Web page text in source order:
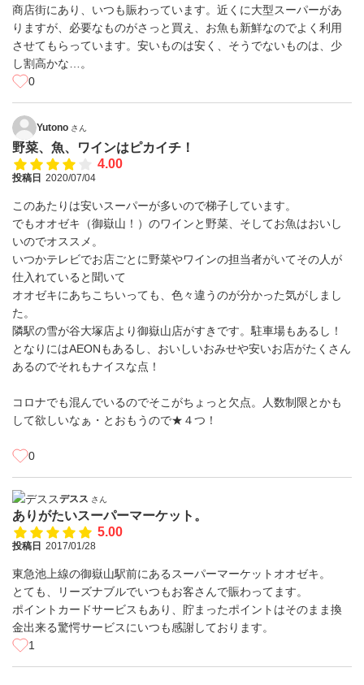
商店街にあり、いつも賑わっています。近くに大型スーパーがあ
りますが、必要なものがさっと買え、お魚も新鮮なのでよく利用
させてもらっています。安いものは安く、そうでないものは、少
し割高かな…。
0
Yutono さん
野菜、魚、ワインはピカイチ！
4.00
投稿日 2020/07/04
このあたりは安いスーパーが多いので梯子しています。
でもオオゼキ（御嶽山！）のワインと野菜、そしてお魚はおいし
いのでオススメ。
いつかテレビでお店ごとに野菜やワインの担当者がいてその人が
仕入れていると聞いて
オオゼキにあちこちいっても、色々違うのが分かった気がしまし
た。
隣駅の雪が谷大塚店より御嶽山店がすきです。駐車場もあるし！
となりにはAEONもあるし、おいしいおみせや安いお店がたくさん
あるのでそれもナイスな点！
コロナでも混んでいるのでそこがちょっと欠点。人数制限とかも
して欲しいなぁ・とおもうので★４つ！
0
デスス さん
ありがたいスーパーマーケット。
5.00
投稿日 2017/01/28
東急池上線の御嶽山駅前にあるスーパーマーケットオオゼキ。
とても、リーズナブルでいつもお客さんで賑わってます。
ポイントカードサービスもあり、貯まったポイントはそのまま換
金出来る驚愕サービスにいつも感謝しております。
1